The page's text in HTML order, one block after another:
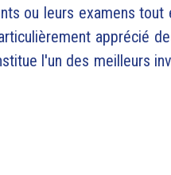
ou leurs examens tout
apprécié
l'un des meilleurs